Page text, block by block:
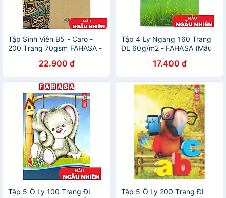
Tập Sinh Viên B5 - Caro -
200 Trang 70gsm FAHASA -
Ngẫu Nhiên)22.900 đ
Tập 4 Ly Ngang 160 Trang
ĐL 60g/m2 - FAHASA (Mẫu
17.400 đ
Tập 5 Ô Ly 100 Trang ĐL
Tập 5 Ô Ly 200 Trang ĐL